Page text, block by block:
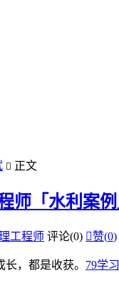
 正文
师「水利案
工程师 评论(0) 赞(0)
，都是收获。 79学